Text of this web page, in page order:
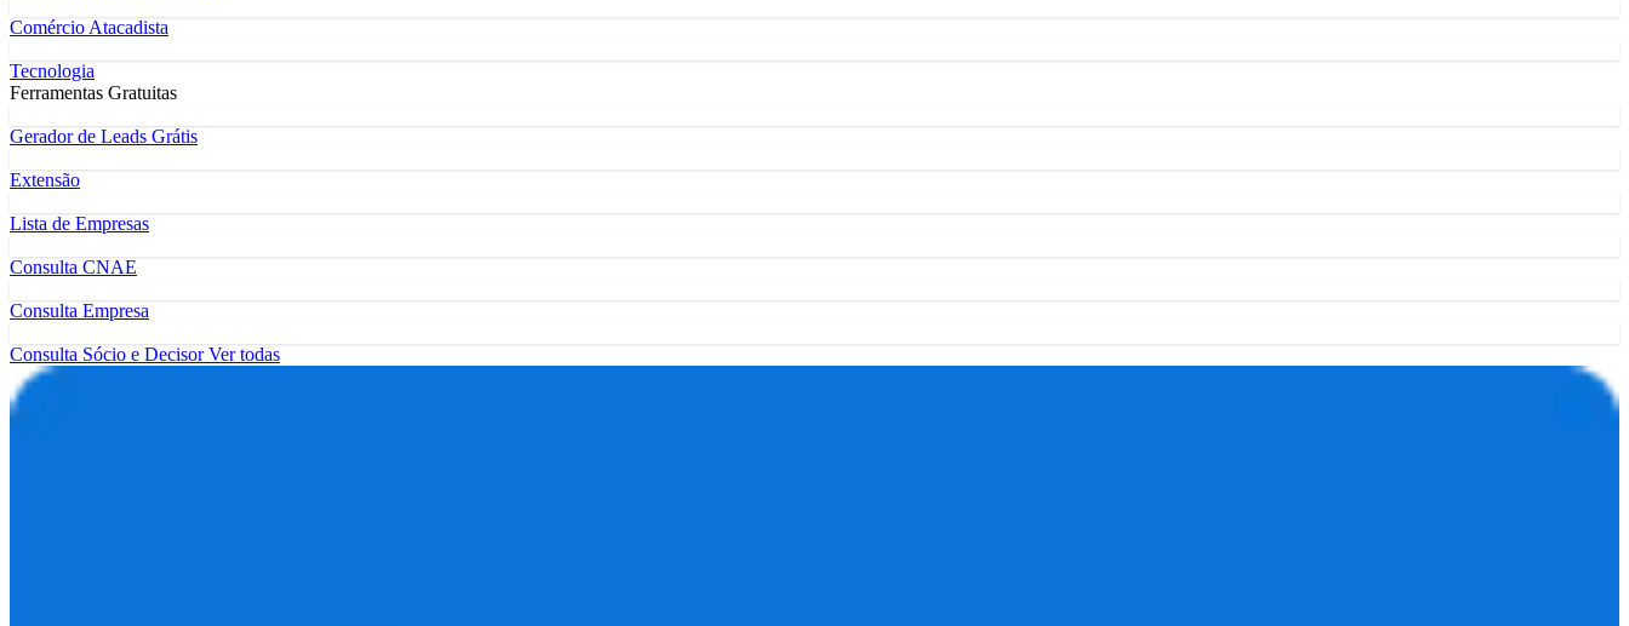
Comércio Atacadista
Tecnologia
Ferramentas Gratuitas
Gerador de Leads Grátis
Extensão
Lista de Empresas
Consulta CNAE
Consulta Empresa
Consulta Sócio e DecisorVer todas